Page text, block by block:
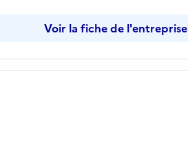
Voir la fiche de l'entreprise